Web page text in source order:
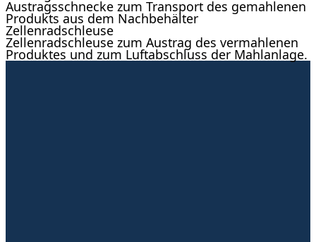
Austragsschnecke zum Transport des gemahlenen
Produkts aus dem Nachbehälter
Zellenradschleuse
Zellenradschleuse zum Austrag des vermahlenen
Produktes und zum Luftabschluss der Mahlanlage.